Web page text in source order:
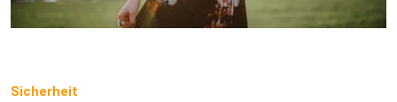
Sicherheit